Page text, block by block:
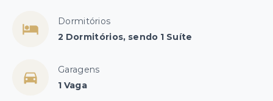
Dormitórios
2 Dormitórios, sendo 1 Suíte
Garagens
1 Vaga